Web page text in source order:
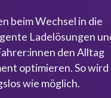
beim Wechsel in die
Ladelösungen
den Alltag
optimieren. So wird
wie möglich.